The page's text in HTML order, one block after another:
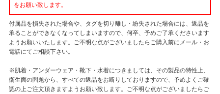
をお願い致します。
付属品を損失された場合や、タグを切り離し・紛失された場合には、返品を
承ることができなくなってしまいますので、何卒、予めご了承くださいます
ようお願いいたします。ご不明な点がございましたらご購入前にメール・お
電話にてご相談下さい。
※肌着・アンダーウェア・靴下・水着につきましては、その製品の特性上、
衛生面の問題から、すべての返品をお断りしておりますので、予めよくご確
認の上ご注文頂きますようお願い致します。ご不明な点がございましたらご